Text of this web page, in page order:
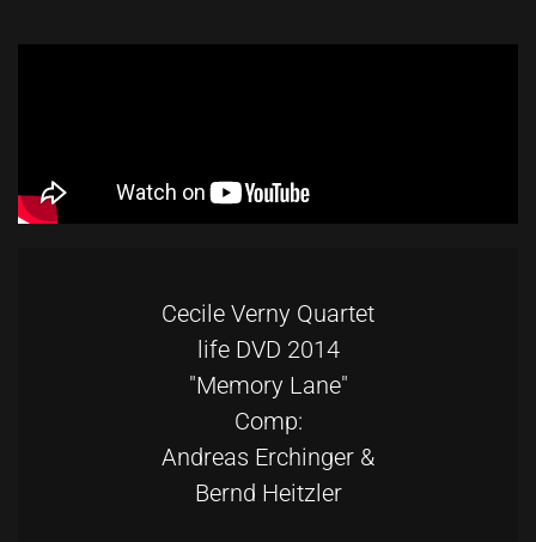
Cecile Verny Quartet
life DVD 2014
"Memory Lane"
Comp:
Andreas Erchinger &
Bernd Heitzler